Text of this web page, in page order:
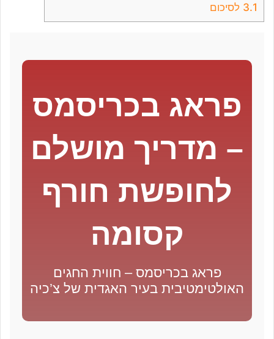
3.1 לסיכום
פראג בכריסמס
– מדריך מושלם
לחופשת חורף
קסומה
פראג בכריסמס – חווית החגים
האולטימטיבית בעיר האגדית של צ’כיה